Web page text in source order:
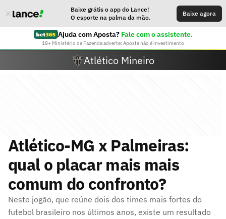
Baixe grátis o app do Lance!
O esporte na palma da mão.
Baixe agora
Ajuda com Aposta? Fale com o assistente.
18+ Ministério da Fazenda adverte: Aposta não é investimento
Atlético Mineiro
Atlético-MG x Palmeiras:
qual o placar mais mais
comum do confronto?
Neste jogão, que reúne dois dos times mais fortes do
futebol brasileiro nos últimos anos, existe um resultado